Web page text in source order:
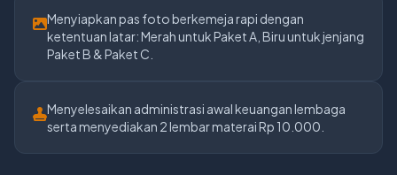
Menyiapkan pas foto berkemeja rapi dengan
ketentuan latar: Merah untuk Paket A, Biru untuk jenjang
Paket B & Paket C.
Menyelesaikan administrasi awal keuangan lembaga
serta menyediakan 2 lembar materai Rp 10.000.